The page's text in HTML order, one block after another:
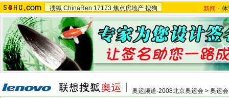
搜狐 ChinaRen 17173 焦点房地产 搜狗 新闻 -
奥运频道-2008北京奥运会 > 奥运